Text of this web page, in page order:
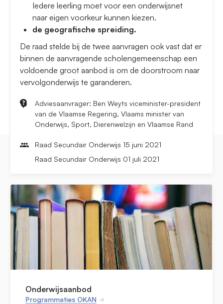
Iedere leerling moet voor een onderwijsnet
naar eigen voorkeur kunnen kiezen.
de geografische spreiding.
De raad stelde bij de twee aanvragen ook vast dat er
binnen de aanvragende scholengemeenschap een
voldoende groot aanbod is om de doorstroom naar
vervolgonderwijs te garanderen.
Adviesaanvrager: Ben Weyts viceminister-president
van de Vlaamse Regering, Vlaams minister van
Onderwijs, Sport, Dierenwelzijn en Vlaamse Rand
Raad Secundair Onderwijs 15 juni 2021
Raad Secundair Onderwijs 01 juli 2021
Onderwijsaanbod
Programmaties OKAN